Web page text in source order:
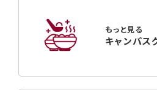
もっと見る
キャンパス